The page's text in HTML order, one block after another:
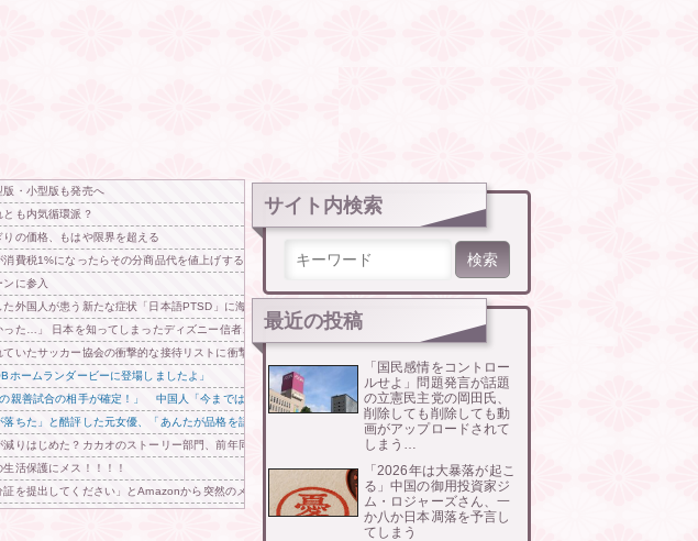
り切る
オン限定カスタマイズキャンペーン開催】
版・小型版も発売へ
も内気循環派？
りの価格、もはや限界を超える
消費税1%になったらその分商品代を値上げするわ」 「うちも！」
ンに参入
外国人が患う新たな症状「日本語PTSD」に海外が大騒ぎ
た…」 日本を知ってしまったディズニー信者、帰国後『本家』に失望する事態に
いたサッカー協会の衝撃的な接待リストに衝撃の声！」→「日本人審判の名前が次々と明るみに‥」
ホームランダービーに登場しましたよ」
親善試合の相手が確定！」 中国人「今までは実質的に全て引き分け」「野球のリベンジ戦」
落ちた」と酷評した元女優、「あんたが品格を語るのかよ！」と総ツッコミを食らってしまい……
減りはじめた？カカオのストーリー部門、前年同期比で売上がマイナス16％
活保護にメス！！！！
証を提出してください」とAmazonから突然のメール、怪しすぎるのでカスタマーに確認したら……
サイト内検索
最近の投稿
「国民感情をコントロー
ルせよ」問題発言が話題
の立憲民主党の岡田氏、
削除しても削除しても動
画がアップロードされて
しまう…
「2026年は大暴落が起こ
る」中国の御用投資家ジ
ム・ロジャーズさん、一
か八か日本凋落を予言し
てしまう